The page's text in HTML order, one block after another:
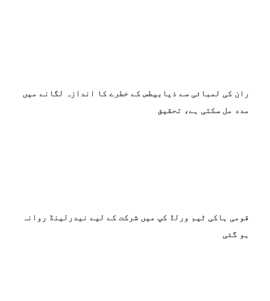
ران کی لمبائی سے ذیابیطس کے خطرے کا اندازہ لگانے میں
مدد مل سکتی ہے، تحقیق
قومی ہاکی ٹیم ورلڈ کپ میں شرکت کے لیے نیدرلینڈ روانہ
ہو گئی